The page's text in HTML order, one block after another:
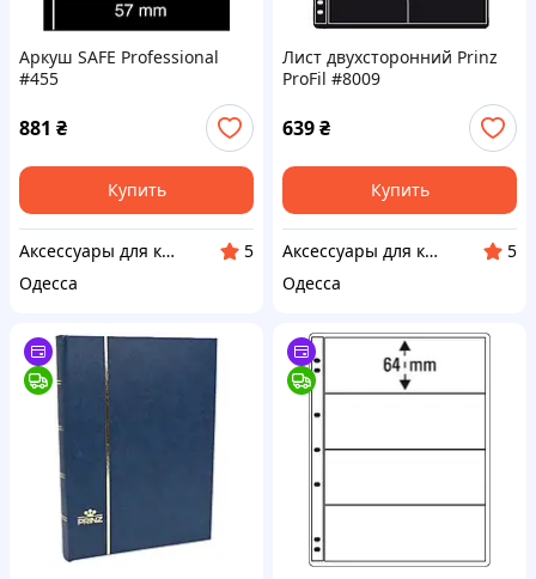
Аркуш SAFE Professional
#455
881 ₴
Купить
Аксессуары для коллекционеров SAFE
5
Одесса
Лист двухсторонний Prinz
ProFil #8009
639₴
Купить
Аксессуары для коллекционеров SAFE
5
Одесса